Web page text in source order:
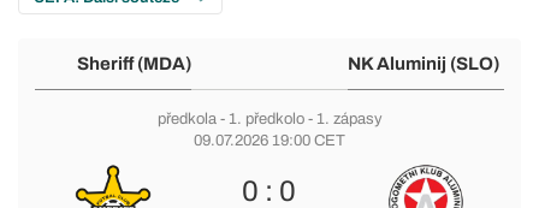
Sheriff (MDA) NK Aluminij (SLO)
předkola- 1. předkolo- 1. zápasy
09.07.2026 19:00 CET
0 : 0